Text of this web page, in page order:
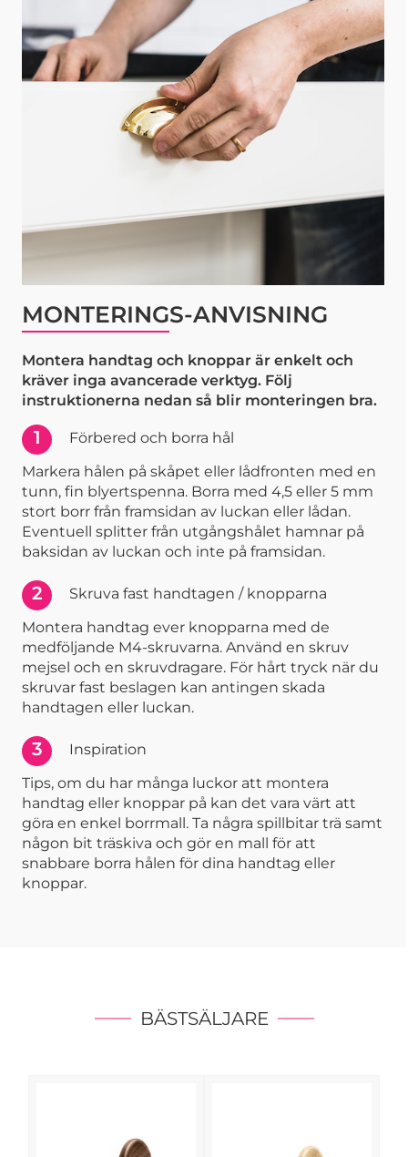
MONTERINGS-ANVISNING
Montera handtag och knoppar är enkelt och
kräver inga avancerade verktyg. Följ
instruktionerna nedan så blir monteringen bra.
1
Förbered och borra hål
Markera hålen på skåpet eller lådfronten med en
tunn, fin blyertspenna. Borra med 4,5 eller 5 mm
stort borr från framsidan av luckan eller lådan.
Eventuell splitter från utgångshålet hamnar på
baksidan av luckan och inte på framsidan.
2
Skruva fast handtagen / knopparna
Montera handtag ever knopparna med de
medföljande M4-skruvarna. Använd en skruv
mejsel och en skruvdragare. För hårt tryck när du
skruvar fast beslagen kan antingen skada
handtagen eller luckan.
3
Inspiration
Tips, om du har många luckor att montera
handtag eller knoppar på kan det vara värt att
göra en enkel borrmall. Ta några spillbitar trä samt
någon bit träskiva och gör en mall för att
snabbare borra hålen för dina handtag eller
knoppar.
BÄSTSÄLJARE